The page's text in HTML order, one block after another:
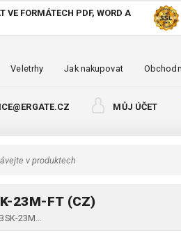
VE FORMÁTECH PDF, WORD A
Veletrhy Jak nakupovat
MŮJ ÚČET
23M-FT (CZ)
23M…